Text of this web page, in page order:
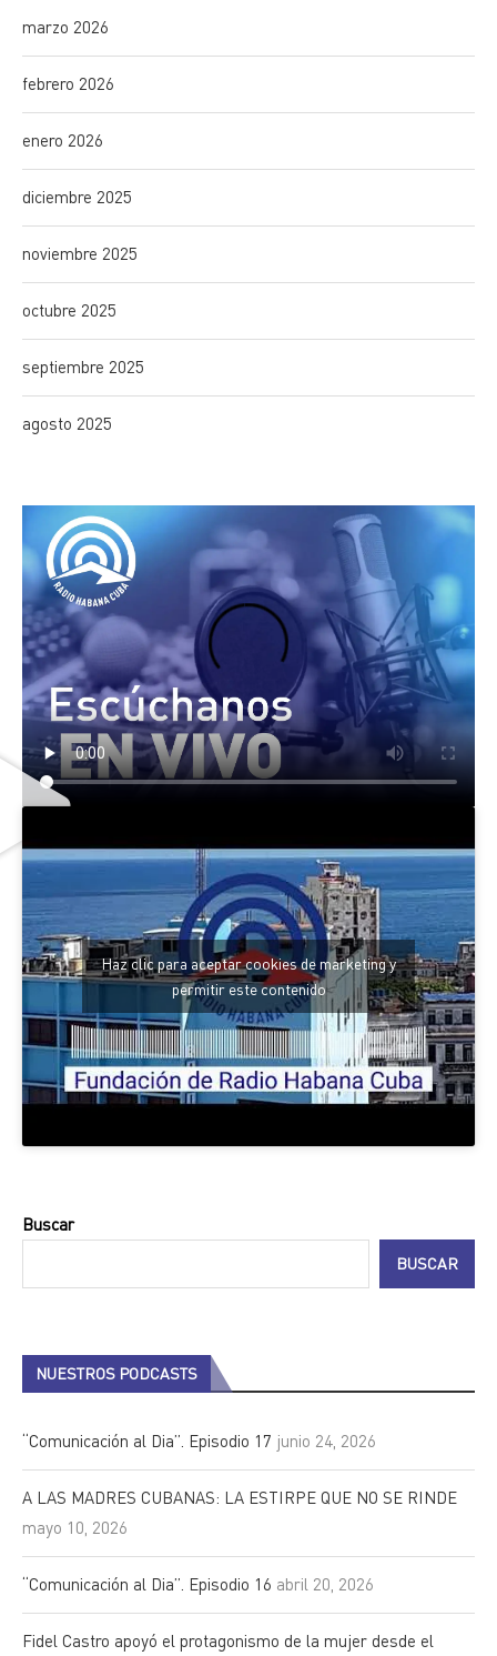
Buscar
BUSCAR
NUESTROS PODCASTS
“Comunicación al Dia”. Episodio 17 junio 24, 2026
A LAS MADRES CUBANAS: LA ESTIRPE QUE NO SE RINDE
mayo 10, 2026
“Comunicación al Dia”. Episodio 16 abril 20, 2026
Fidel Castro apoyó el protagonismo de la mujer desde el
marzo 2026
febrero 2026
enero 2026
diciembre 2025
noviembre 2025
octubre 2025
septiembre 2025
agosto 2025
Haz clic para aceptar cookies de marketing y
permitir este contenido